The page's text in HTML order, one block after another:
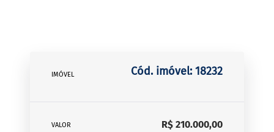
IMÓVEL Cód. imóvel: 18232
VALOR R$ 210.000,00